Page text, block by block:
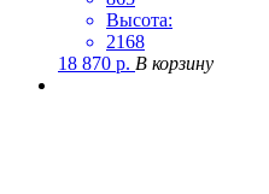
Высота:
2168
18 870 р. В корзину